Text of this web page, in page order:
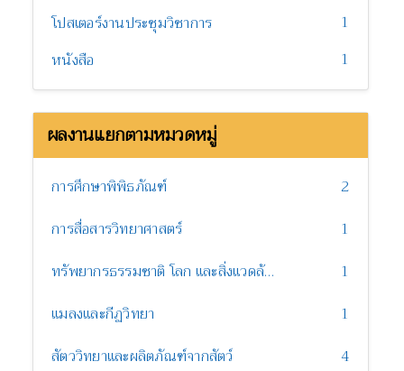
โปสเตอร์งานประชุมวิชาการ
1
หนังสือ
1
ผลงานแยกตามหมวดหมู่
การศึกษาพิพิธภัณฑ์
2
การสื่อสารวิทยาศาสตร์
1
ทรัพยากรธรรมชาติ โลก และสิ่งแวดล้อม
1
แมลงและกีฏวิทยา
1
สัตววิทยาและผลิตภัณฑ์จากสัตว์
4